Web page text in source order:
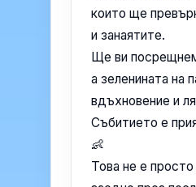
които ще
и занаятите.
Ще ви
а зеленината на
вдъхновение и
Събитието е
👶
Това не е